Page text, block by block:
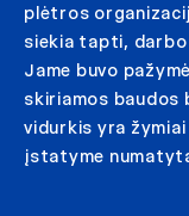
plėtros
siekia tapti,
Jame buvo
skiriamos baudos
vidurkis yra žymiai
įstatyme